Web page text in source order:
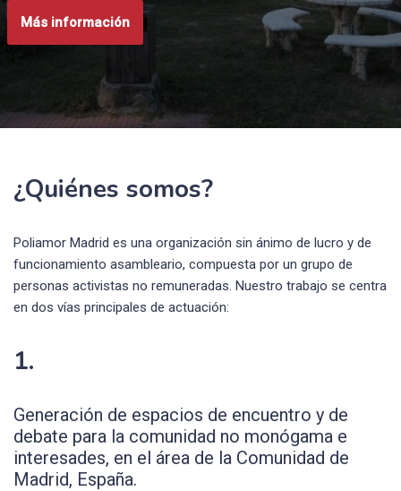
Más información
¿Quiénes somos?
Poliamor Madrid es una organización sin ánimo de lucro y de
funcionamiento asambleario, compuesta por un grupo de
personas activistas no remuneradas. Nuestro trabajo se centra
en dos vías principales de actuación:
1.
Generación de espacios de encuentro y de
debate para la comunidad no monógama e
interesades, en el área de la Comunidad de
Madrid, España.